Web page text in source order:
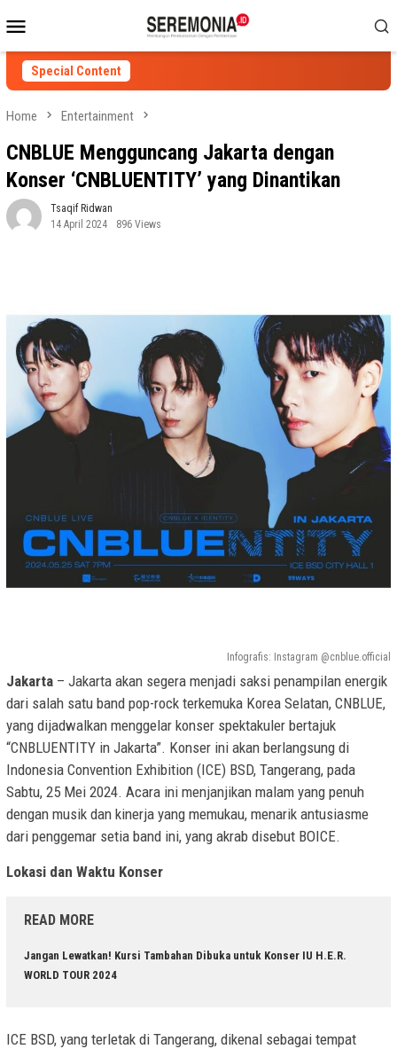
to
contentMenu
Special Content
Home Entertainment
CNBLUE Mengguncang Jakarta dengan
Konser ‘CNBLUENTITY’ yang Dinantikan
Tsaqif Ridwan
14 April 2024
896 Views
Infografis: Instagram @cnblue.official
Jakarta – Jakarta akan segera menjadi saksi penampilan energik
dari salah satu band pop-rock terkemuka Korea Selatan, CNBLUE,
yang dijadwalkan menggelar konser spektakuler bertajuk
“CNBLUENTITY in Jakarta”. Konser ini akan berlangsung di
Indonesia Convention Exhibition (ICE) BSD, Tangerang, pada
Sabtu, 25 Mei 2024. Acara ini menjanjikan malam yang penuh
dengan musik dan kinerja yang memukau, menarik antusiasme
dari penggemar setia band ini, yang akrab disebut BOICE.
Lokasi dan Waktu Konser
READ MORE
Jangan Lewatkan! Kursi Tambahan Dibuka untuk Konser IU H.E.R.
WORLD TOUR 2024
ICE BSD, yang terletak di Tangerang, dikenal sebagai tempat